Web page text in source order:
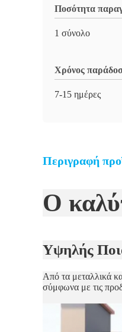
Ποσότητα
1 σύνολο
Χρόνος
7-15 ημέρες
Περιγραφή
Ο
Υψηλής
Από τα μεταλλικά
σύμφωνα με τις